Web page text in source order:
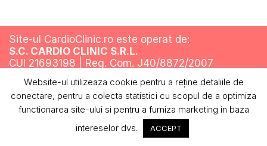
Site-ul CardioClinic.ro este operat de:
S.C. CARDIO CLINIC S.R.L.
CUI 21693198 | Reg. Com. J40/8872/2007
Toate drepturile rezervate @ 2019
Termeni si conditii Politica de confidentialitate
Politica cookies
ANPC
Website-ul utilizeaza cookie pentru a reţine detaliile de
conectare, pentru a colecta statistici cu scopul de a optimiza
functionarea site-ului si pentru a furniza marketing in baza
intereselor dvs.
ACCEPT